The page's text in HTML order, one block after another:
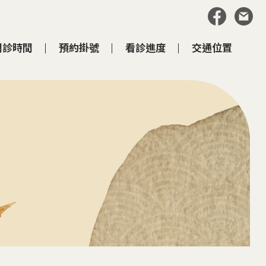
時間 預約掛號 看診進度 交通位置